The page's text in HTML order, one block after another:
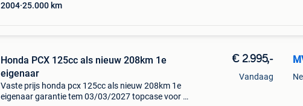
2004 25.000 km
Honda PCX 125cc als nieuw 208km 1e
eigenaar
Vaste prijs honda pcx 125cc als nieuw 208km 1e
eigenaar garantie tem 03/03/2027 topcase voor 2
€ 2.995,-
Vandaag